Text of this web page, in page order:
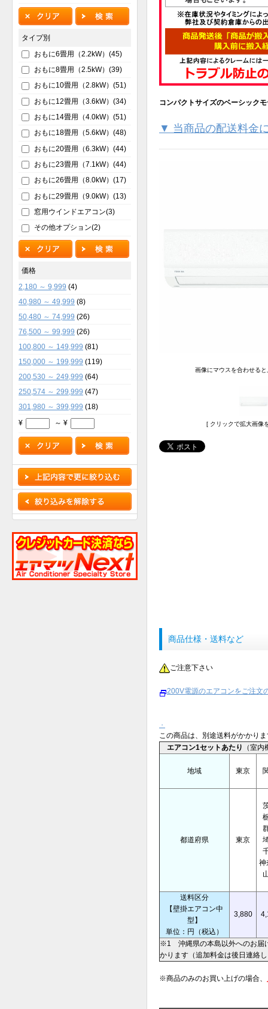
コンパクトサイズのベーシック
▼ 当商品の配送料金
画像にマウスを合わせる
[ クリックで拡大画像
商品仕様・送料など
ご注意下さい
200V電源のエアコンをご注文
・
この商品は、別途送料がかかり
エアコン1セットあたり
（室
地域 東京
都道府県 東京
神
送料区分
【壁掛エアコン中
型】
単位：円（税込）
3,880
※1 沖縄県の本島以外へのお届
かります（追加料金は後日連絡
※商品のみのお買い上げの場合、
タイプ別
おもに6畳用（2.2kW）(45)
おもに8畳用（2.5kW）(39)
おもに10畳用（2.8kW）(51)
おもに12畳用（3.6kW）(34)
おもに14畳用（4.0kW）(51)
おもに18畳用（5.6kW）(48)
おもに20畳用（6.3kW）(44)
おもに23畳用（7.1kW）(44)
おもに26畳用（8.0kW）(17)
おもに29畳用（9.0kW）(13)
窓用ウインドエアコン(3)
その他オプション(2)
価格
2,180 ～ 9,999 (4)
40,980 ～ 49,999 (8)
50,480 ～ 74,999 (26)
76,500 ～ 99,999 (26)
100,800 ～ 149,999 (81)
150,000 ～ 199,999 (119)
200,530 ～ 249,999 (64)
250,574 ～ 299,999 (47)
301,980 ～ 399,999 (18)
¥
～ ¥